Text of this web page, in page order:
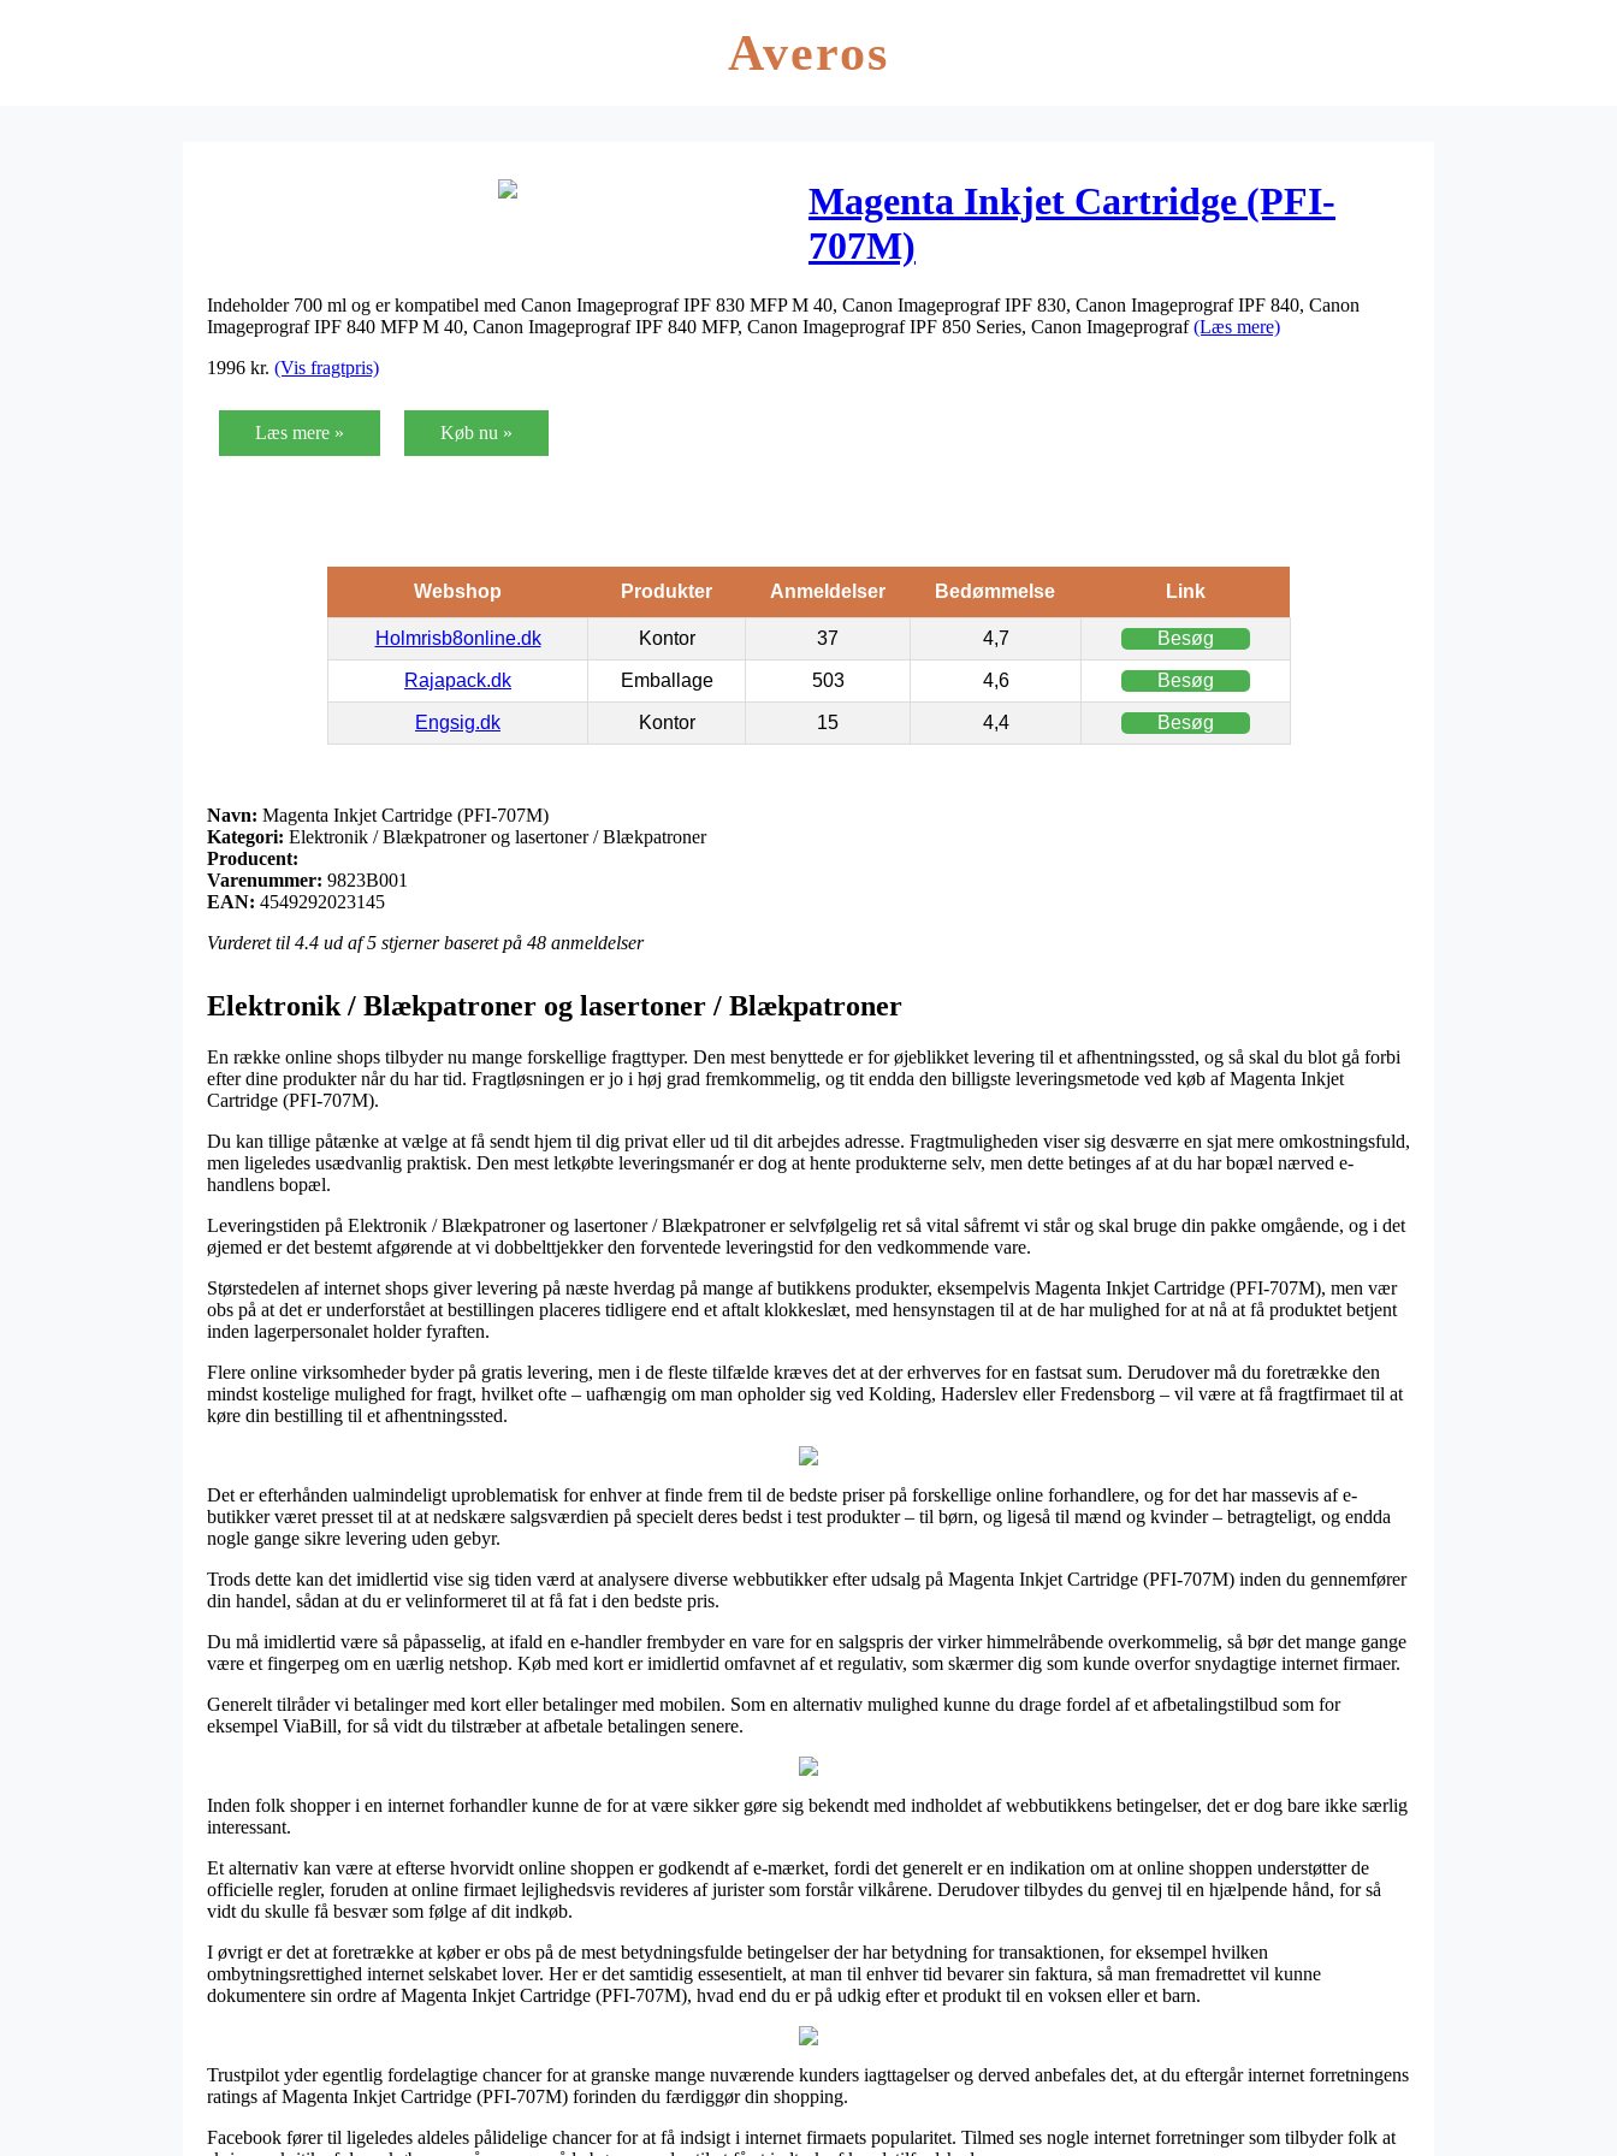
Averos
Magenta Inkjet Cartridge (PFI-
707M)
Indeholder 700 ml og er kompatibel med Canon Imageprograf IPF 830 MFP M 40, Canon Imageprograf IPF 830, Canon Imageprograf IPF 840, Canon
Imageprograf IPF 840 MFP M 40, Canon Imageprograf IPF 840 MFP, Canon Imageprograf IPF 850 Series, Canon Imageprograf(Læs mere)
1996 kr. (Vis fragtpris)
Læs mere » Køb nu »
Webshop Produkter Anmeldelser Bedømmelse Link
Holmrisb8online.dk Kontor 37 4,7 Besøg
Rajapack.dk Emballage 503 4,6 Besøg
Engsig.dk Kontor 15 4,4 Besøg
Navn: Magenta Inkjet Cartridge (PFI-707M)
Kategori: Elektronik / Blækpatroner og lasertoner / Blækpatroner
Producent:
Varenummer: 9823B001
EAN: 4549292023145
Vurderet til 4.4 ud af 5 stjerner baseret på 48 anmeldelser
Elektronik / Blækpatroner og lasertoner / Blækpatroner
En række online shops tilbyder nu mange forskellige fragttyper. Den mest benyttede er for øjeblikket levering til et afhentningssted, og så skal du blot gå forbi
efter dine produkter når du har tid. Fragtløsningen er jo i høj grad fremkommelig, og tit endda den billigste leveringsmetode ved køb af Magenta Inkjet
Cartridge (PFI-707M).
Du kan tillige påtænke at vælge at få sendt hjem til dig privat eller ud til dit arbejdes adresse. Fragtmuligheden viser sig desværre en sjat mere omkostningsfuld,
men ligeledes usædvanlig praktisk. Den mest letkøbte leveringsmanér er dog at hente produkterne selv, men dette betinges af at du har bopæl nærved e-
handlens bopæl.
Leveringstiden på Elektronik / Blækpatroner og lasertoner / Blækpatroner er selvfølgelig ret så vital såfremt vi står og skal bruge din pakke omgående, og i det
øjemed er det bestemt afgørende at vi dobbelttjekker den forventede leveringstid for den vedkommende vare.
Størstedelen af internet shops giver levering på næste hverdag på mange af butikkens produkter, eksempelvis Magenta Inkjet Cartridge (PFI-707M), men vær
obs på at det er underforstået at bestillingen placeres tidligere end et aftalt klokkeslæt, med hensynstagen til at de har mulighed for at nå at få produktet betjent
inden lagerpersonalet holder fyraften.
Flere online virksomheder byder på gratis levering, men i de fleste tilfælde kræves det at der erhverves for en fastsat sum. Derudover må du foretrække den
mindst kostelige mulighed for fragt, hvilket ofte – uafhængig om man opholder sig ved Kolding, Haderslev eller Fredensborg – vil være at få fragtfirmaet til at
køre din bestilling til et afhentningssted.
Det er efterhånden ualmindeligt uproblematisk for enhver at finde frem til de bedste priser på forskellige online forhandlere, og for det har massevis af e-
butikker været presset til at at nedskære salgsværdien på specielt deres bedst i test produkter – til børn, og ligeså til mænd og kvinder – betragteligt, og endda
nogle gange sikre levering uden gebyr.
Trods dette kan det imidlertid vise sig tiden værd at analysere diverse webbutikker efter udsalg på Magenta Inkjet Cartridge (PFI-707M) inden du gennemfører
din handel, sådan at du er velinformeret til at få fat i den bedste pris.
Du må imidlertid være så påpasselig, at ifald en e-handler frembyder en vare for en salgspris der virker himmelråbende overkommelig, så bør det mange gange
være et fingerpeg om en uærlig netshop. Køb med kort er imidlertid omfavnet af et regulativ, som skærmer dig som kunde overfor snydagtige internet firmaer.
Generelt tilråder vi betalinger med kort eller betalinger med mobilen. Som en alternativ mulighed kunne du drage fordel af et afbetalingstilbud som for
eksempel ViaBill, for så vidt du tilstræber at afbetale betalingen senere.
Inden folk shopper i en internet forhandler kunne de for at være sikker gøre sig bekendt med indholdet af webbutikkens betingelser, det er dog bare ikke særlig
interessant.
Et alternativ kan være at efterse hvorvidt online shoppen er godkendt af e-mærket, fordi det generelt er en indikation om at online shoppen understøtter de
officielle regler, foruden at online firmaet lejlighedsvis revideres af jurister som forstår vilkårene. Derudover tilbydes du genvej til en hjælpende hånd, for så
vidt du skulle få besvær som følge af dit indkøb.
I øvrigt er det at foretrække at køber er obs på de mest betydningsfulde betingelser der har betydning for transaktionen, for eksempel hvilken
ombytningsrettighed internet selskabet lover. Her er det samtidig essesentielt, at man til enhver tid bevarer sin faktura, så man fremadrettet vil kunne
dokumentere sin ordre af Magenta Inkjet Cartridge (PFI-707M), hvad end du er på udkig efter et produkt til en voksen eller et barn.
Trustpilot yder egentlig fordelagtige chancer for at granske mange nuværende kunders iagttagelser og derved anbefales det, at du eftergår internet forretningens
ratings af Magenta Inkjet Cartridge (PFI-707M) forinden du færdiggør din shopping.
Facebook fører til ligeledes aldeles pålidelige chancer for at få indsigt i internet firmaets popularitet. Tilmed ses nogle internet forretninger som tilbyder folk at